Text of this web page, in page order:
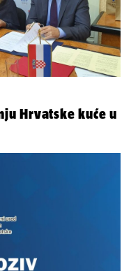
Hrvatske kuće u